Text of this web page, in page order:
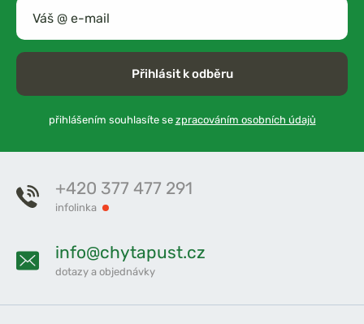
Přihlásit k odběru
přihlášením souhlasíte se zpracováním osobních údajů
+420 377 477 291
infolinka
info@chytapust.cz
dotazy a objednávky